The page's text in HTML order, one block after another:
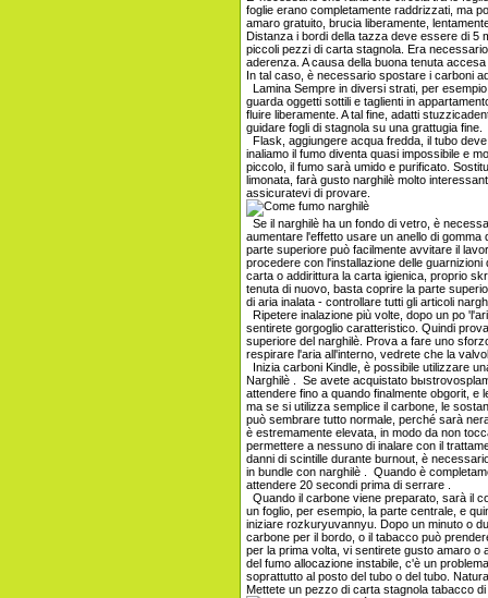
foglie erano completamente raddrizzati, ma
amaro gratuito, brucia liberamente,
Distanza i bordi della tazza deve essere di 5
piccoli pezzi di carta stagnola. Era
aderenza. A causa della buona tenuta
In tal caso, è necessario spostare i carboni
Lamina Sempre in diversi strati, per
guarda oggetti sottili e taglienti in
fluire liberamente. A tal fine, adatti
guidare fogli di stagnola su una grattugia fine.
Flask, aggiungere acqua fredda, il tubo
inaliamo il fumo diventa quasi impossibile e
piccolo, il fumo sarà umido e purificato.
limonata, farà gusto narghilè molto
assicuratevi di provare.
Se il narghilè ha un fondo di vetro, è
aumentare l'effetto usare un anello di
parte superiore può facilmente avvitare il
procedere con l'installazione delle
carta o addirittura la carta igienica, proprio
tenuta di nuovo, basta coprire la parte
di aria inalata - controllare tutti gli articoli
Ripetere inalazione più volte, dopo un po
sentirete gorgoglio caratteristico. Quindi
superiore del narghilè. Prova a fare uno
respirare l'aria all'interno, vedrete che la
Inizia carboni Kindle, è possibile utilizzare
Narghilè . Se avete acquistato
attendere fino a quando finalmente obgorit,
ma se si utilizza semplice il carbone, le
può sembrare tutto normale, perché sarà
è estremamente elevata, in modo da non
permettere a nessuno di inalare con il
danni di scintille durante burnout, è
in bundle con narghilè . Quando è
attendere 20 secondi prima di serrare .
Quando il carbone viene preparato, sarà il
un foglio, per esempio, la parte centrale, e
iniziare rozkuryuvannyu. Dopo un minuto o
carbone per il bordo, o il tabacco può
per la prima volta, vi sentirete gusto amaro o
del fumo allocazione instabile, c'è un
soprattutto al posto del tubo o del tubo.
Mettete un pezzo di carta stagnola tabacco